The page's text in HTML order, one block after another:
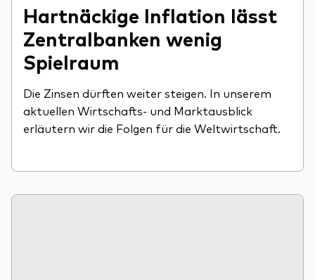
Hartnäckige Inflation lässt
Zentralbanken wenig
Spielraum
Die Zinsen dürften weiter steigen. In unserem
aktuellen Wirtschafts- und Marktausblick
erläutern wir die Folgen für die Weltwirtschaft.